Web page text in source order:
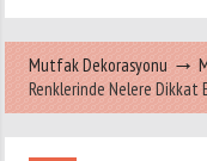
Mutfak Dekorasyonu
Renklerinde Nelere Dikkat